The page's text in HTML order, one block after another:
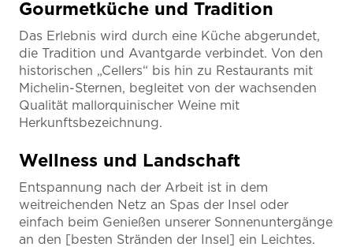
Gourmetküche und Tradition
Das Erlebnis wird durch eine Küche abgerundet,
die Tradition und Avantgarde verbindet. Von den
historischen „Cellers“ bis hin zu Restaurants mit
Michelin-Sternen, begleitet von der wachsenden
Qualität mallorquinischer Weine mit
Herkunftsbezeichnung.
Wellness und Landschaft
Entspannung nach der Arbeit ist in dem
weitreichenden Netz an Spas der Insel oder
einfach beim Genießen unserer Sonnenuntergänge
an den [besten Stränden der Insel] ein Leichtes.